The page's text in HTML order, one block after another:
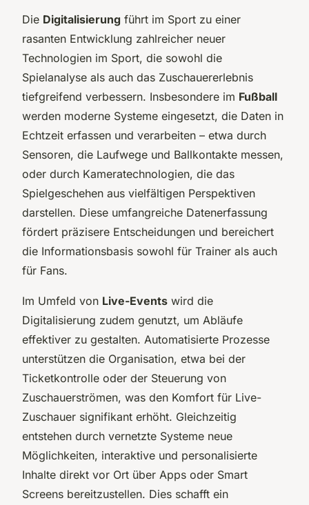
Die Digitalisierung führt im Sport zu einer
rasanten Entwicklung zahlreicher neuer
Technologien im Sport, die sowohl die
Spielanalyse als auch das Zuschauererlebnis
tiefgreifend verbessern. Insbesondere im Fußball
werden moderne Systeme eingesetzt, die Daten in
Echtzeit erfassen und verarbeiten – etwa durch
Sensoren, die Laufwege und Ballkontakte messen,
oder durch Kameratechnologien, die das
Spielgeschehen aus vielfältigen Perspektiven
darstellen. Diese umfangreiche Datenerfassung
fördert präzisere Entscheidungen und bereichert
die Informationsbasis sowohl für Trainer als auch
für Fans.
Im Umfeld von Live-Events wird die
Digitalisierung zudem genutzt, um Abläufe
effektiver zu gestalten. Automatisierte Prozesse
unterstützen die Organisation, etwa bei der
Ticketkontrolle oder der Steuerung von
Zuschauerströmen, was den Komfort für Live-
Zuschauer signifikant erhöht. Gleichzeitig
entstehen durch vernetzte Systeme neue
Möglichkeiten, interaktive und personalisierte
Inhalte direkt vor Ort über Apps oder Smart
Screens bereitzustellen. Dies schafft ein